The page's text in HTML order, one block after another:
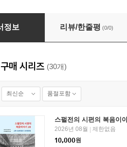
편의 복음이야기 1
정보 리뷰/한줄평 (0/0)
매 시리즈 (30개)
최신순 품절포함
스펄전의 시편의 복음이
2026년 08월
제한없음
10,000원